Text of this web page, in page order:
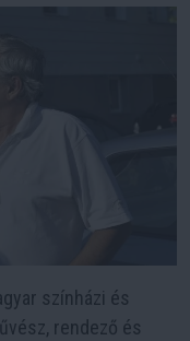
színházi és
rendező és